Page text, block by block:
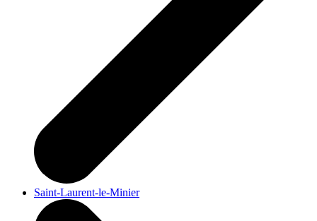
Saint-Laurent-le-Minier